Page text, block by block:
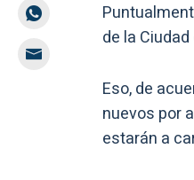
de la
Eso, de
nuevos por
estarán a